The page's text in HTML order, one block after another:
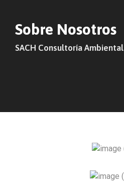
Sobre Nosotros
SACH Consultoría Ambiental